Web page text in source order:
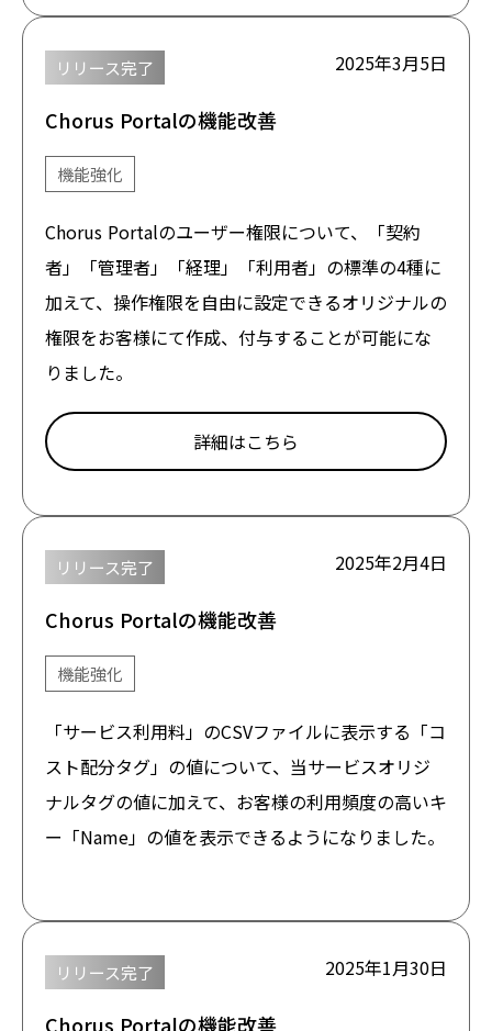
リリース完了 2025年3月5日
Chorus Portalの機能改善
機能強化
Chorus Portalのユーザー権限について、「契約
者」「管理者」「経理」「利用者」の標準の4種に
加えて、操作権限を自由に設定できるオリジナルの
権限をお客様にて作成、付与することが可能にな
りました。
詳細はこちら
リリース完了 2025年2月4日
Chorus Portalの機能改善
機能強化
「サービス利用料」のCSVファイルに表示する「コ
スト配分タグ」の値について、当サービスオリジ
ナルタグの値に加えて、お客様の利用頻度の高いキ
ー「Name」の値を表示できるようになりました。
リリース完了 2025年1月30日
Chorus Portalの機能改善